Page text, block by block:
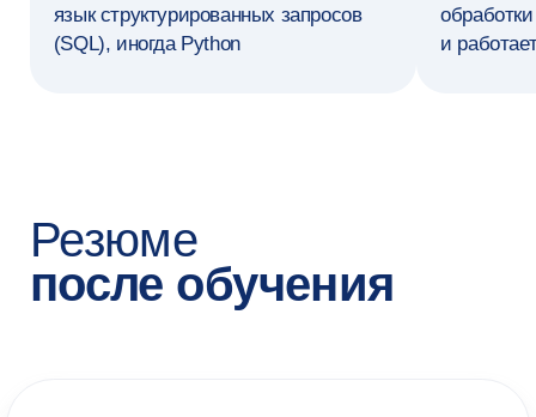
БОНУСЫ ПРОГРАММЫ
Скидки до 10%
Запишитесь на консультацию,